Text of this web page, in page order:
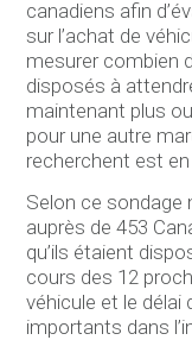
canadiens afin
sur l’achat de
mesurer combien
disposés à
maintenant plus
pour une autre
recherchent est
Selon ce sondage
auprès de 453
qu’ils étaient
cours des 12
véhicule et le délai
importants dans